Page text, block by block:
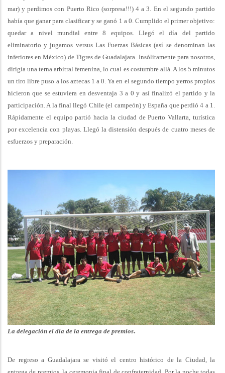
mar) y perdimos con Puerto Rico (sorpresa!!!) 4 a 3. En el segundo partido
había que ganar para clasificar y se ganó 1 a 0. Cumplido el primer objetivo:
quedar a nivel mundial entre 8 equipos. Llegó el día del partido
eliminatorio y jugamos versus Las Fuerzas Básicas (así se denominan las
inferiores en México) de Tigres de Guadalajara. Insólitamente para nosotros,
dirigía una terna arbitral femenina, lo cual es costumbre allá. A los 5 minutos
un tiro libre puso a los aztecas 1 a 0. Ya en el segundo tiempo yerros propios
hicieron que se estuviera en desventaja 3 a 0 y así finalizó el partido y la
participación. A la final llegó Chile (el campeón) y España que perdió 4 a 1.
Rápidamente el equipo partió hacia la ciudad de Puerto Vallarta, turística
por excelencia con playas. Llegó la distensión después de cuatro meses de
esfuerzos y preparación.
La delegación el día de la entrega de premios.
De regreso a Guadalajara se visitó el centro histórico de la Ciudad, la